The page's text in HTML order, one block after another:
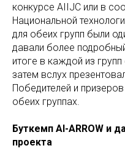
конкурсе AIIJC или в
Национальной
для обеих групп были
давали более
итоге в каждой из
затем вслух
Победителей и
обеих группах.
Буткемп AI-ARROW и
проекта